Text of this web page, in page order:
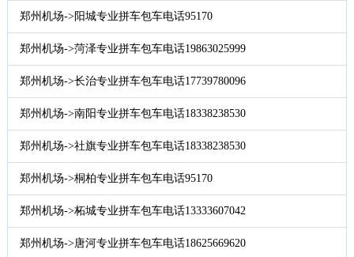
郑州机场->阳城专业拼车包车电话95170
郑州机场->菏泽专业拼车包车电话19863025999
郑州机场->长治专业拼车包车电话17739780096
郑州机场->南阳专业拼车包车电话18338238530
郑州机场->社旗专业拼车包车电话18338238530
郑州机场->桐柏专业拼车包车电话95170
郑州机场->柘城专业拼车包车电话13333607042
郑州机场->唐河专业拼车包车电话18625669620